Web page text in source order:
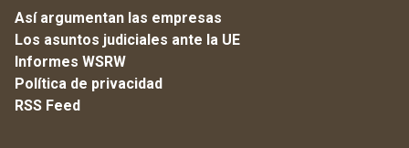
Así argumentan las empresas
Los asuntos judiciales ante la UE
Informes WSRW
Política de privacidad
RSS Feed